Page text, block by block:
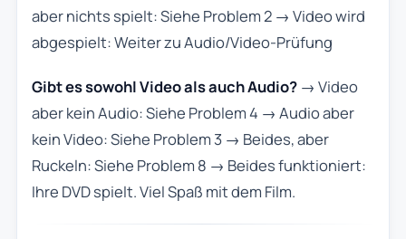
aber nichts spielt: Siehe Problem 2 → Video wird
abgespielt: Weiter zu Audio/Video-Prüfung
Gibt es sowohl Video als auch Audio?→ Video
aber kein Audio: Siehe Problem 4 → Audio aber
kein Video: Siehe Problem 3 → Beides, aber
Ruckeln: Siehe Problem 8 → Beides funktioniert:
Ihre DVD spielt. Viel Spaß mit dem Film.